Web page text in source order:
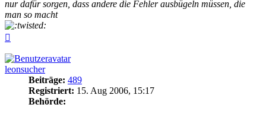
nur dafür sorgen, dass andere die Fehler ausbügeln müssen, die
man so macht
leonsucher
Beiträge: 489
Registriert: 15. Aug 2006, 15:17
Behörde: